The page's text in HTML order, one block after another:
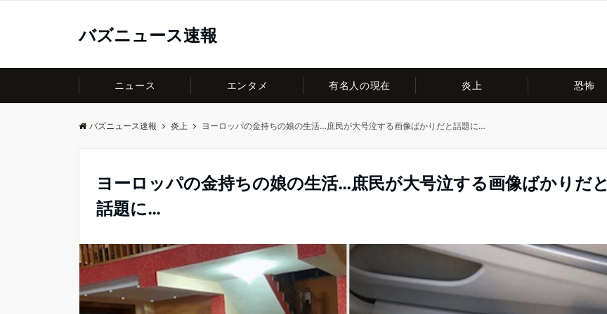
バズニュース速報
ニュース エンタメ 有名人の現在 炎上 恐怖
バズニュース速報 炎上 ヨーロッパの金持ちの娘の生活…庶民が大号泣する画像ばかりだと話題に…
ヨーロッパの金持ちの娘の生活…庶民が大号泣する画像ばかりだと
話題に…